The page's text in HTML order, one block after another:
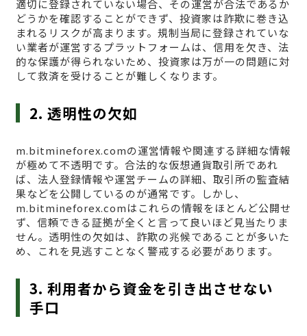
適切に登録されていない場合、その運営が合法であるか
どうかを確認することができず、投資家は詐欺に巻き込
まれるリスクが高まります。規制当局に登録されていな
い業者が運営するプラットフォームは、信用を欠き、法
的な保護が得られないため、投資家は万が一の問題に対
して救済を受けることが難しくなります。
2. 透明性の欠如
m.bitmineforex.comの運営情報や関連する詳細な情報
が極めて不透明です。合法的な仮想通貨取引所であれ
ば、法人登録情報や運営チームの詳細、取引所の監査結
果などを公開しているのが通常です。しかし、
m.bitmineforex.comはこれらの情報をほとんど公開せ
ず、信頼できる証拠が全くと言って良いほど見当たりま
せん。透明性の欠如は、詐欺の兆候であることが多いた
め、これを見逃すことなく警戒する必要があります。
3. 利用者から資金を引き出させない
手口